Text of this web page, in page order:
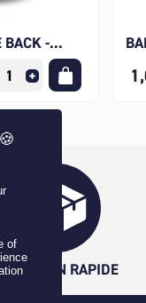
BACK -...
RAPIDE
of